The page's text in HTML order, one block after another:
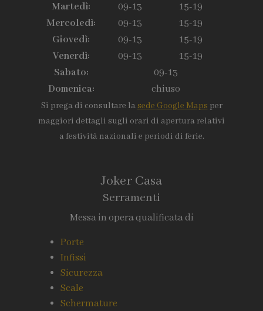
Martedì:
09-13
15-19
Mercoledì:
09-13
15-19
Giovedì:
09-13
15-19
Venerdì:
09-13
15-19
Sabato:
09-13
Domenica:
chiuso
Si prega di consultare la sede Google Maps per
maggiori dettagli sugli orari di apertura relativi
a festività nazionali e periodi di ferie.
Joker Casa
Serramenti
Messa in opera qualificata di
Porte
Infissi
Sicurezza
Scale
Schermature